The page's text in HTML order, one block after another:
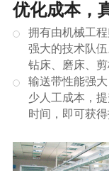
优化成本，
拥有由机械工
强大的技术队
钻床、磨床、剪
输送带性能强
少人工成本，
时间，即可获得